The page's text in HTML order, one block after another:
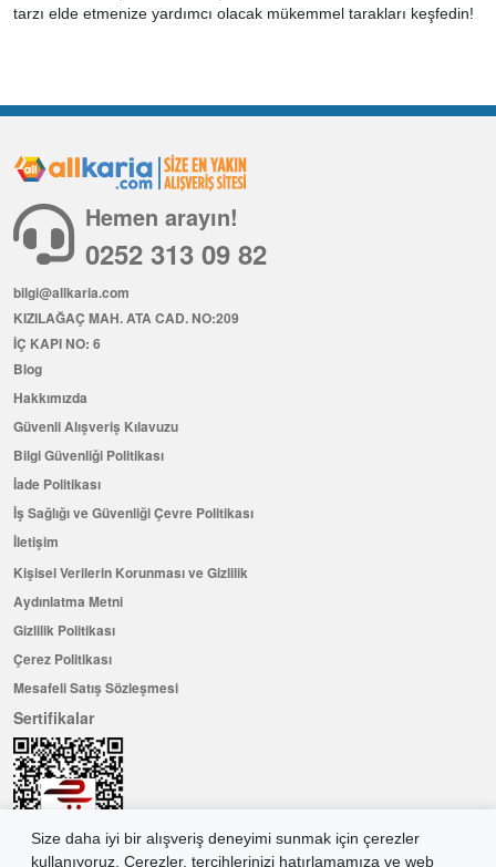
tarzı elde etmenize yardımcı olacak mükemmel tarakları keşfedin!
Size daha iyi bir alışveriş deneyimi sunmak için çerezler
kullanıyoruz. Çerezler, tercihlerinizi hatırlamamıza ve web
Hemen arayın!
0252 313 09 82
bilgi@allkaria.com
KIZILAĞAÇ MAH. ATA CAD. NO:209
İÇ KAPI NO: 6
Blog
Hakkımızda
Güvenli Alışveriş Kılavuzu
Bilgi Güvenliği Politikası
İade Politikası
İş Sağlığı ve Güvenliği Çevre Politikası
İletişim
Kişisel Verilerin Korunması ve Gizlilik
Aydınlatma Metni
Gizlilik Politikası
Çerez Politikası
Mesafeli Satış Sözleşmesi
Sertifikalar